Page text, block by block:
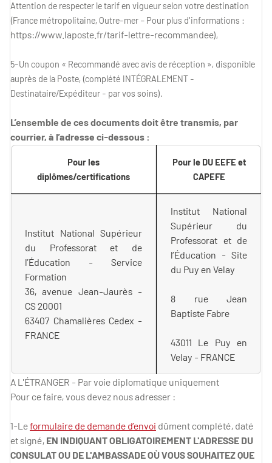
Attention de respecter le tarif en vigueur selon votre destination
(France métropolitaine, Outre-mer – Pour plus d'informations :
https://www.laposte.fr/tarif-lettre-recommandee),
5-Un coupon « Recommandé avec avis de réception », disponible
auprès de la Poste, (complété INTÉGRALEMENT -
Destinataire/Expéditeur - par vos soins).
L’ensemble de ces documents doit être transmis, par
courrier, à l’adresse ci-dessous :
Pour les
diplômes/certifications
Pour le DU EEFE et
CAPEFE
Institut National Supérieur
du Professorat et de
l’Éducation - Service
Formation
36, avenue Jean-Jaurès -
CS 20001
63407 Chamalières Cedex -
FRANCE
Institut National
Supérieur du
Professorat et de
l’Éducation - Site
du Puy en Velay
8 rue Jean
Baptiste Fabre
43011 Le Puy en
Velay - FRANCE
A L'ÉTRANGER - Par voie diplomatique uniquement
Pour ce faire, vous devez nous adresser :
1-Leformulaire de demande d’envoi dûment complété, daté
et signé, EN INDIQUANT OBLIGATOIREMENT L'ADRESSE DU
CONSULAT OU DE L'AMBASSADE OÙ VOUS SOUHAITEZ QUE